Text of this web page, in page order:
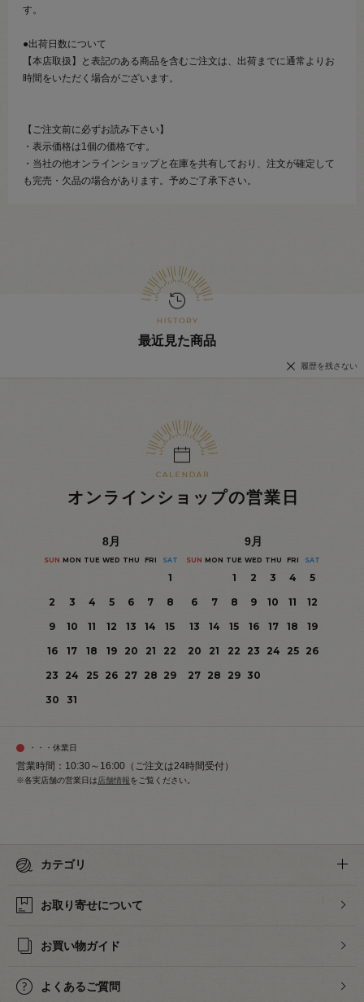
す。
●出荷日数について
【本店取扱】と表記のある商品を含むご注文は、出荷までに通常よりお
時間をいただく場合がございます。
【ご注文前に必ずお読み下さい】
・表示価格は1個の価格です。
・当社の他オンラインショップと在庫を共有しており、注文が確定して
も完売・欠品の場合があります。予めご了承下さい。
最近見た商品
履歴を残さない
オンラインショップの営業日
8月
SUN MON TUE WED THU FRI SAT
1
2
3 4 5 6 7
8
9
10 11 12 13 14
15
16
17 18 19 20 21
22
23
24 25 26 27 28 29
30
31
9月
SUN MON TUE WED THU FRI SAT
1 2 3 4
5
6
7 8 9 10 11
12
13
14 15 16 17 18
19
20
21 22 23 24 25
26
27 28 29 30
・・・休業日
営業時間：10:30～16:00（ご注文は24時間受付）
※各実店舗の営業日は 店舗情報をご覧ください。
カテゴリ
お取り寄せについて
お買い物ガイド
よくあるご質問